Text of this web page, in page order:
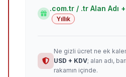
.com.tr / .tr Alan Adı
Yıllık
Ne gizli ücret ne ek
USD + KDV; alan adı,
rakamın içinde.